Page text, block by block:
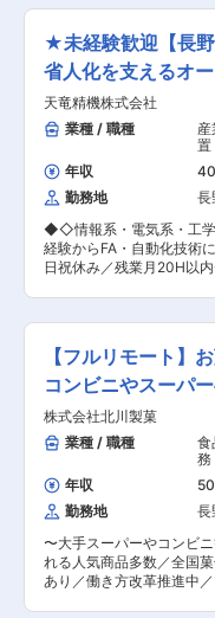
代） ■入社後の流れ： 2〜3ヵ月程度の期間でジ
ョブローテションを実施
ただきます。その後、製
OJT研修をもとに、業務
造課配属より1年を目安に
す。 ■将来的にお任せしたい業務： 当ポジショ
ンは未経験から挑戦でき
身の頑張り次第で、当社の
っていただきます。 ■中途入社の声： A「当社の
従業員の方の人柄に惹かれ
身のやりたい事を叶えら
いたしました」 C「異業
め、入社いたしました」 ■中長期的なビジョン：
ました。 これからも、顧
質の製品をお届けしたい
働いてくださる方の応募
変更の範囲：会社の定め
ます。 【変更の範囲：会社
務詳細： ・現場代理人と
とめて、工程管理・安全
理を行いながら、設計図書
■働き方： ・配属先エリ
宿泊を伴うような出張はご
については毎週水曜日の
までと比較して、より一
た会社の指針が2023年度
厳格に管理され安心して働けます
社の成長を支えるのは社員
学費支援の資格取得制度
教育環境が整っています。 ■成長： 成長する
境が整っていますので、
が多数。キャリアプランも明確
徴： 《地域の「モノづく
法で「まちづくり」を積
産業機械や新エネルギー
の「モノづくり」も追求
で強く安定した企業体質を
現場では、いち早くICT（
しました。GPSやタブレ
駆使した3次元モデリン
計・施工から品質管理まで
し、品質向上を実現して
では将来にわたり期待の大
分野にも注力しています
が「経営にも積極的に携
代の「見える化」をしています。 変
★未経験歓迎【長
省人化を支えるオ
天竜精機株式会社
業種 / 職種
置
置
械
年収
勤務地
長
◆◇情報系・電気系・工
経験からFA・自動化技術
日祝休み／残業月20H以内◇◆ 〜「装
オートメーション）設備
いただきます。 人手不足が進む製造現場に対し、
「省力化」「省人化」を
設備を開発しています。 ■業務内容 ・PLC制
御、組込ソフト、PCア
装置立上げ、動作確認、実
改善対応 ・お客様との仕様打合せ
く、実際に装置が動くと
「自分が作ったものが現
感できます。 ■育成体制 入社後は装置組立や部
門ローテーションを通じて
後は電気配線・制御設計
式で習得します。 未経験でも、先輩社員がチーム
でサポートするため安心
す。 ■働き方 ・フレックスタイム制度あり ・リ
モートワーク制度あり ・
【フルリモート】
コンビニやスーパ
10h
株式会社北川製菓
業種 / 職種
食
務
ト
年収
勤務地
長
〜大手スーパーやコンビ
れる人気商品多数／全国
あり／働き方改革推進中